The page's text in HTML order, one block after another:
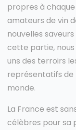
propres à
amateurs de vin
nouvelles
cette partie,
uns des terroirs
représentatifs de
monde.
La France est
célèbres pour sa